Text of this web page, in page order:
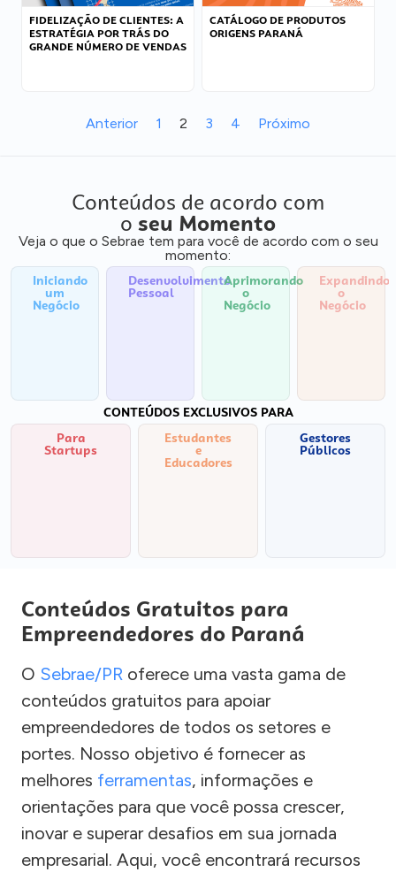
FIDELIZAÇÃO DE CLIENTES: A
ESTRATÉGIA POR TRÁS DO
GRANDE NÚMERO DE VENDAS
CATÁLOGO DE PRODUTOS
ORIGENS PARANÁ
Anterior 1 2 3 4 Próximo
Conteúdos de acordo com
o seu Momento
Veja o que o Sebrae tem para você de acordo com o seu
momento:
Iniciando
um
Negócio
Desenvolvimento
Pessoal
Aprimorando
o
Negócio
Expandindo
o
Negócio
CONTEÚDOS EXCLUSIVOS PARA
Para
Startups
Estudantes
e
Educadores
Gestores
Públicos
Conteúdos Gratuitos para
Empreendedores do Paraná
O Sebrae/PR oferece uma vasta gama de
conteúdos gratuitos para apoiar
empreendedores de todos os setores e
portes. Nosso objetivo é fornecer as
melhores ferramentas, informações e
orientações para que você possa crescer,
inovar e superar desafios em sua jornada
empresarial. Aqui, você encontrará recursos